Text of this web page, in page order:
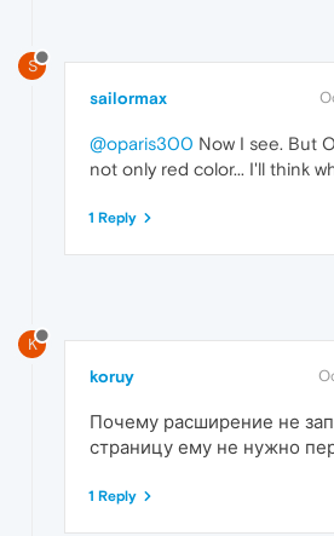
S
sailormax
@oparis300 Now I see. But
not only red color... I'll think
1 Reply
K
koruy
Почему расширение не
страницу ему не нужно
1 Reply